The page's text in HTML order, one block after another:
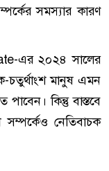
সমস্যার কারণ
এর ২০২৪ সালের
চতুর্থাংশ মানুষ এমন
কিন্তু বাস্তবে
নেতিবাচক